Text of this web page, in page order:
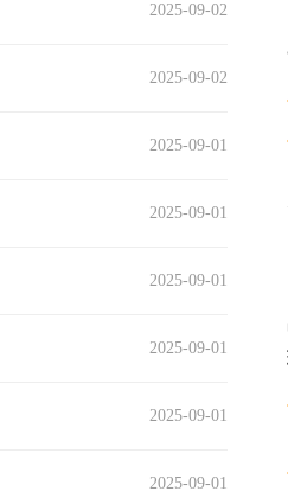
2025-09-02
2025-09-02
2025-09-01
2025-09-01
2025-09-01
2025-09-01
2025-09-01
2025-09-01